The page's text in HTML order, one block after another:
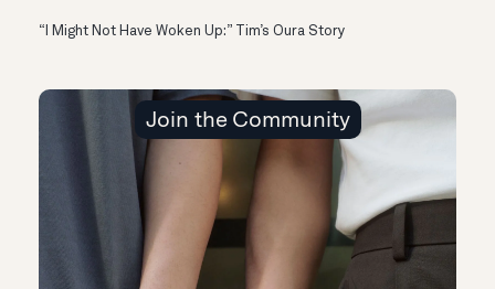
“I Might Not Have Woken Up:” Tim’s Oura Story
Join the Community